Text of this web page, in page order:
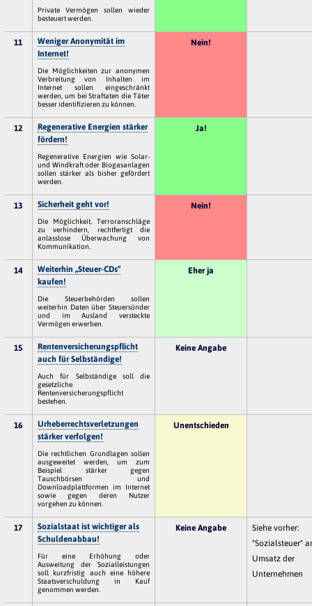
Private Vermögen sollen wieder
besteuert werden.
11
Weniger Anonymität im
Internet!
Die Möglichkeiten zur anonymen
Verbreitung von Inhalten im
Internet sollen eingeschränkt
werden, um bei Straftaten die Täter
besser identifizieren zu können.
Nein!
12
Regenerative Energien stärker
fördern!
Regenerative Energien wie Solar-
und Windkraft oder Biogasanlagen
sollen stärker als bisher gefördert
werden.
Ja!
13 Sicherheit geht vor!
Die Möglichkeit, Terroranschläge
zu verhindern, rechtfertigt die
anlasslose Überwachung von
Kommunikation.
Nein!
14
Weiterhin „Steuer-CDs“
kaufen!
Die Steuerbehörden sollen
weiterhin Daten über Steuersünder
und im Ausland versteckte
Vermögen erwerben.
Eher ja
15
Rentenversicherungspflicht
auch für Selbständige!
Auch für Selbständige soll die
gesetzliche
Rentenversicherungspflicht
bestehen.
Keine Angabe
16
Urheberrechtsverletzungen
stärker verfolgen!
Die rechtlichen Grundlagen sollen
ausgeweitet werden, um zum
Beispiel stärker gegen
Tauschbörsen und
Downloadplattformen im Internet
sowie gegen deren Nutzer
vorgehen zu können.
Unentschieden
17
Sozialstaat ist wichtiger als
Schuldenabbau!
Für eine Erhöhung oder
Ausweitung der Sozialleistungen
soll kurzfristig auch eine höhere
Staatsverschuldung in Kauf
genommen werden.
Keine Angabe
Siehe vorher:
"Sozialsteuer"
Umsatz der
Unternehmen